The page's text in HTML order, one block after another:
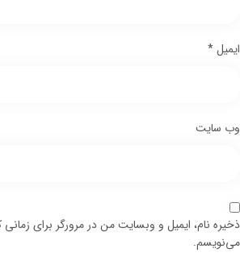
ایمیل*
وب‌ سایت
ذخیره نام، ایمیل و وبسایت من در مرورگر برای زمانی
می‌نویسم.